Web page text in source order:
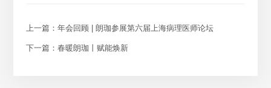
上一篇：年会回顾 | 朗珈参展第六届上海病理医师论坛
下一篇：春暖朗珈丨赋能焕新